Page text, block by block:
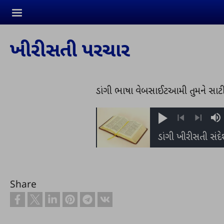
Skip to main content
ખીરીસતી પરચાર
ડાંગી ભાષા વેબસાઈટઆમી તુમને
Play
PreviousNext
Share